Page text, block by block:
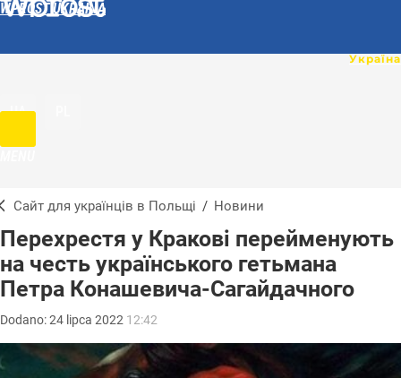
WPROST UKRAINA
UA
Сайт для українців в Польщі / Новини
Перехрестя у Кракові перейменують
на честь українського гетьмана
Петра Конашевича-Сагайдачного
Dodano:24 lipca 2022 12:42